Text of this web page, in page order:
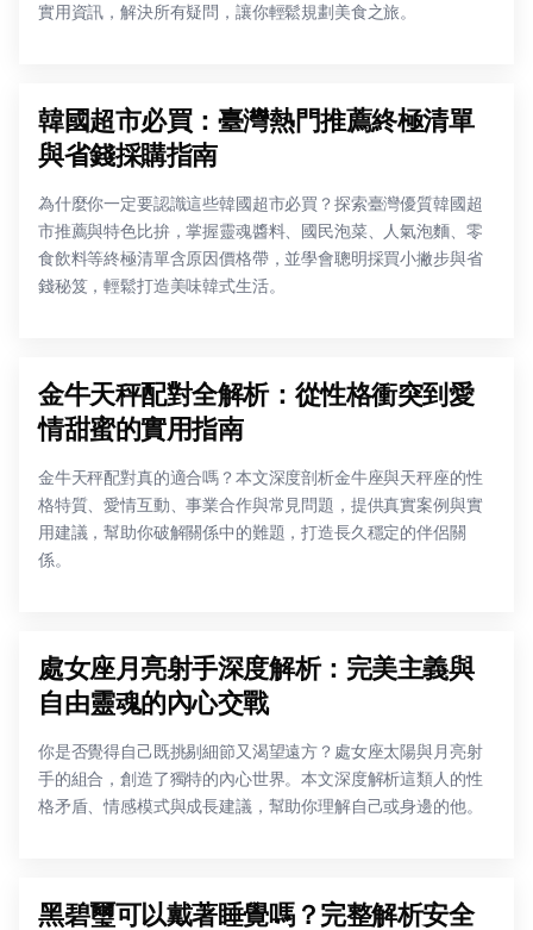
實用資訊，解決所有疑問，讓你輕鬆規劃美食之旅。
韓國超市必買：臺灣熱門推薦終極清單
與省錢採購指南
為什麼你一定要認識這些韓國超市必買？探索臺灣優質韓國超
市推薦與特色比拚，掌握靈魂醬料、國民泡菜、人氣泡麵、零
食飲料等終極清單含原因價格帶，並學會聰明採買小撇步與省
錢秘笈，輕鬆打造美味韓式生活。
金牛天秤配對全解析：從性格衝突到愛
情甜蜜的實用指南
金牛天秤配對真的適合嗎？本文深度剖析金牛座與天秤座的性
格特質、愛情互動、事業合作與常見問題，提供真實案例與實
用建議，幫助你破解關係中的難題，打造長久穩定的伴侶關
係。
處女座月亮射手深度解析：完美主義與
自由靈魂的內心交戰
你是否覺得自己既挑剔細節又渴望遠方？處女座太陽與月亮射
手的組合，創造了獨特的內心世界。本文深度解析這類人的性
格矛盾、情感模式與成長建議，幫助你理解自己或身邊的他。
黑碧璽可以戴著睡覺嗎？完整解析安全